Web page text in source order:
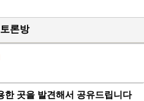
론방
한 곳을 발견해서 공유드립니다